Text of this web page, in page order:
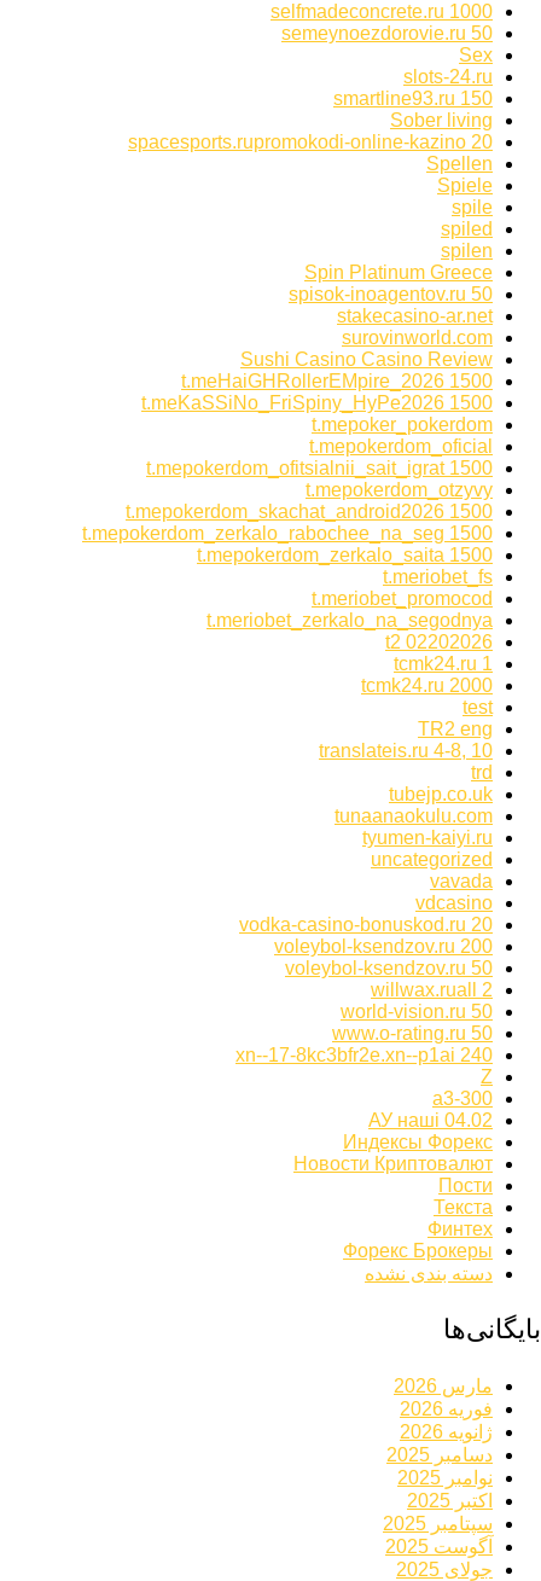
selfmadeconcrete.ru 1000
semeynoezdorovie.ru 50
Sex
slots-24.ru
smartline93.ru 150
Sober living
spacesports.rupromokodi-online-kazino 20
Spellen
Spiele
spile
spiled
spilen
Spin Platinum Greece
spisok-inoagentov.ru 50
stakecasino-ar.net
surovinworld.com
Sushi Casino Casino Review
t.meHaiGHRollerEMpire_2026 1500
t.meKaSSiNo_FriSpiny_HyPe2026 1500
t.mepoker_pokerdom
t.mepokerdom_oficial
t.mepokerdom_ofitsialnii_sait_igrat 1500
t.mepokerdom_otzyvy
t.mepokerdom_skachat_android2026 1500
t.mepokerdom_zerkalo_rabochee_na_seg 1500
t.mepokerdom_zerkalo_saita 1500
t.meriobet_fs
t.meriobet_promocod
t.meriobet_zerkalo_na_segodnya
t2 02202026
tcmk24.ru 1
tcmk24.ru 2000
test
TR2 eng
translateis.ru 4-8, 10
trd
tubejp.co.uk
tunaanaokulu.com
tyumen-kaiyi.ru
uncategorized
vavada
vdcasino
vodka-casino-bonuskod.ru 20
voleybol-ksendzov.ru 200
voleybol-ksendzov.ru 50
willwax.ruall 2
world-vision.ru 50
www.o-rating.ru 50
xn--17-8kc3bfr2e.xn--p1ai 240
Z
а3-300
АУ наші 04.02
Индексы Форекс
Новости Криптовалют
Пости
Текста
Финтех
Форекс Брокеры
دسته بندی نشده
بایگانی‌ها
مارس 2026
فوریه 2026
ژانویه 2026
دسامبر 2025
نوامبر 2025
اکتبر 2025
سپتامبر 2025
آگوست 2025
جولای 2025